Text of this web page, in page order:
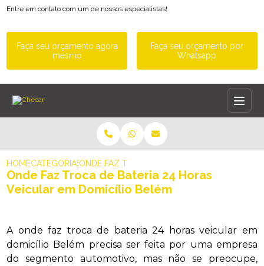
Entre em contato com um de nossos especialistas!
Faça seu orçamento agora
mesmo
Faça seu orçamento por
Whatsapp
HOMECATEGORIASONDE FAZ TROCA DE BATERIA 24 HORAS
Onde Faz Troca de Bateria 24 Horas
Veicular em Domicílio Belém
A onde faz troca de bateria 24 horas veicular em
domicílio Belém precisa ser feita por uma empresa
do segmento automotivo, mas não se preocupe,